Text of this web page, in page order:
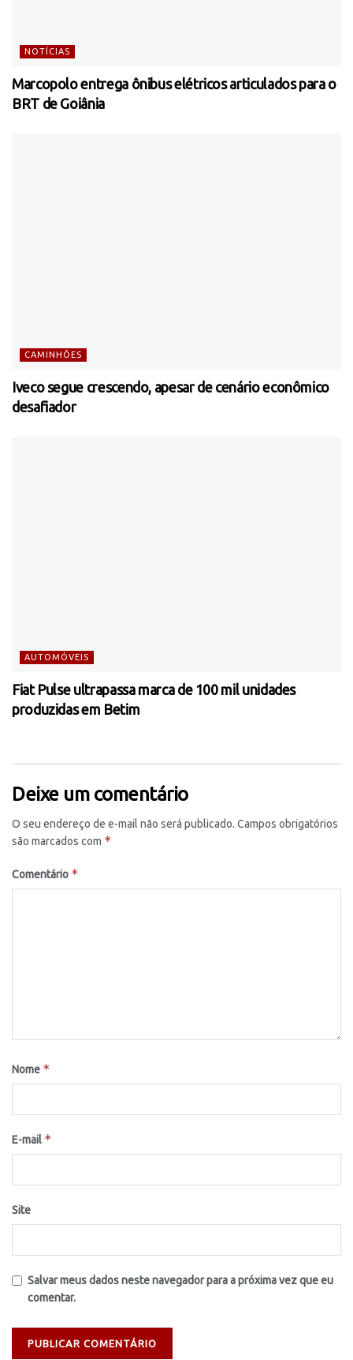
NOTÍCIAS
Marcopolo entrega ônibus elétricos articulados para o
BRT de Goiânia
CAMINHÕES
Iveco segue crescendo, apesar de cenário econômico
desafiador
AUTOMÓVEIS
Fiat Pulse ultrapassa marca de 100 mil unidades
produzidas em Betim
Deixe um comentário
O seu endereço de e-mail não será publicado. Campos obrigatórios
são marcados com *
Comentário *
Nome *
E-mail *
Site
Salvar meus dados neste navegador para a próxima vez que eu
comentar.